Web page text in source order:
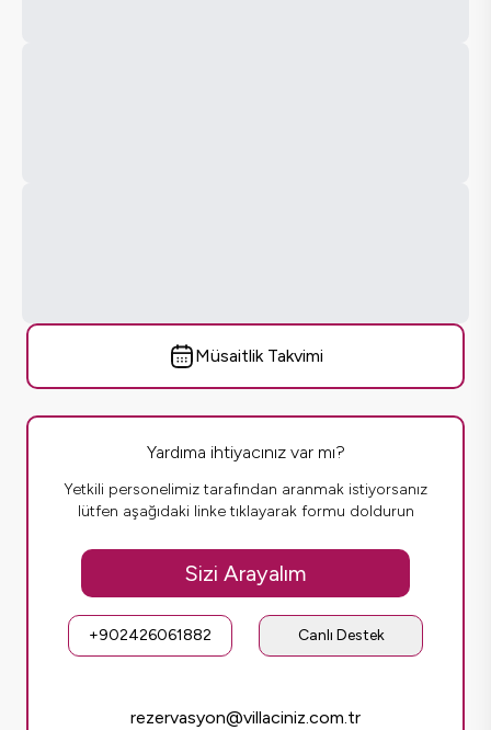
Müsaitlik Takvimi
Yardıma ihtiyacınız var mı?
Yetkili personelimiz tarafından aranmak istiyorsanız
lütfen aşağıdaki linke tıklayarak formu doldurun
Sizi Arayalım
+902426061882 Canlı Destek
rezervasyon@villaciniz.com.tr